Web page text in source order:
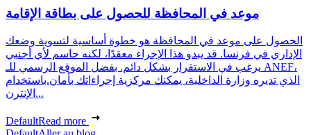
موعد في المحافظة للحصول على بطاقة الإقامة
الحصول على موعد في المحافظة هو خطوة أساسية لتسوية وضعك
الإداري في فرنسا. قد يبدو هذا الإجراء معقدًا، لكنه حاسم لأي أجنبي
يرغب في الاستقرار بشكل دائم. بفضل الموقع الرسمي للـ ANEF،
الذي تديره وزارة الداخلية، يمكنك مركزية إجراءاتك بأمان.باستخدام
الإنترن...
DefaultRead more